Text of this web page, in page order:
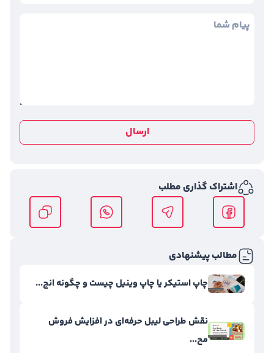
ارسال
اشتراک گذاری مطلب
مطالب پیشنهادی
چاپ استیکر یا چاپ وینیل چیست و چگونه انج...
نقش طراحی لیبل حرفه‌ای در افزایش فروش
مح...